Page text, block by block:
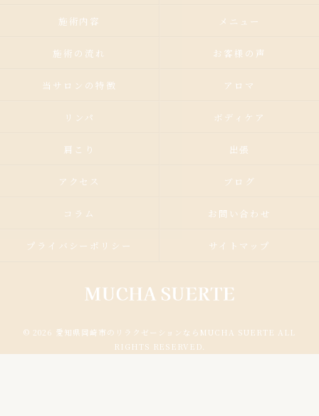
施術内容 メニュー
施術の流れ お客様の声
当サロンの特徴 アロマ
リンパ ボディケア
肩こり 出張
アクセス ブログ
コラム お問い合わせ
プライバシーポリシー サイトマップ
© 2026 愛知県岡崎市のリラクゼーションならMUCHA SUERTE ALL
RIGHTS RESERVED.